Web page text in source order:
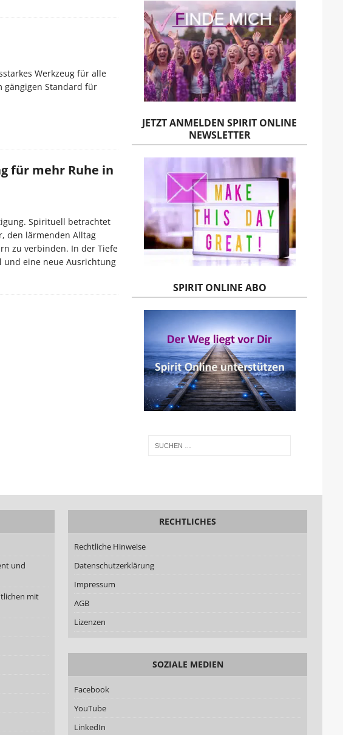
Werkzeug für alle
gängigen Standard für
für mehr Ruhe in
Spirituell betrachtet
den lärmenden Alltag
zu verbinden. In der Tiefe
eine neue Ausrichtung
JETZT ANMELDEN SPIRIT ONLINE
NEWSLETTER
SPIRIT ONLINE ABO
und
mit
RECHTLICHES
Rechtliche Hinweise
Datenschutzerklärung
Impressum
AGB
Lizenzen
SOZIALE MEDIEN
Facebook
YouTube
LinkedIn